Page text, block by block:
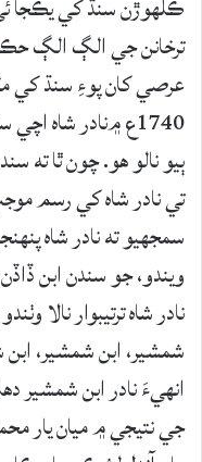
ترخانن جي الڳ الڳ
عرصي کان پوءِ سنڌ کي
1740ع ۾نادر شاه
تي نادر شاه کي رسم موجب
سمجهيو ته نادر شاه
ويندو، جو سندن ابن
نادر شاه ترتيبوار نالا
شمشير، ابن شمشير،
انهيءَ نادر ابن شمشير
جي نتيجي ۾ ميان يار